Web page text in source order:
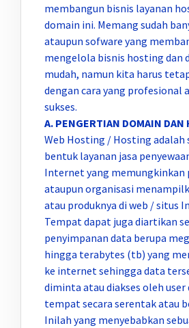
membangun bisnis layanan
domain ini. Memang sudah
ataupun sofware yang
mengelola bisnis hosting dan
mudah, namun kita harus
dengan cara yang profesional
sukses.
A. PENGERTIAN DOMAIN DAN
Web Hosting / Hosting adalah
bentuk layanan jasa
Internet yang memungkinkan
ataupun organisasi
atau produknya di web / situs
Tempat dapat juga diartikan
penyimpanan data berupa
hingga terabytes (tb) yang
ke internet sehingga data
diminta atau diakses oleh user
tempat secara serentak atau
Inilah yang menyebabkan